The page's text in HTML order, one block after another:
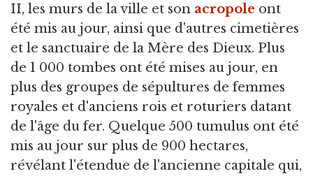
II, les murs de la ville et son acropole ont
été mis au jour, ainsi que d'autres cimetières
et le sanctuaire de la Mère des Dieux. Plus
de 1 000 tombes ont été mises au jour, en
plus des groupes de sépultures de femmes
royales et d'anciens rois et roturiers datant
de l'âge du fer. Quelque 500 tumulus ont été
mis au jour sur plus de 900 hectares,
révélant l'étendue de l'ancienne capitale qui,